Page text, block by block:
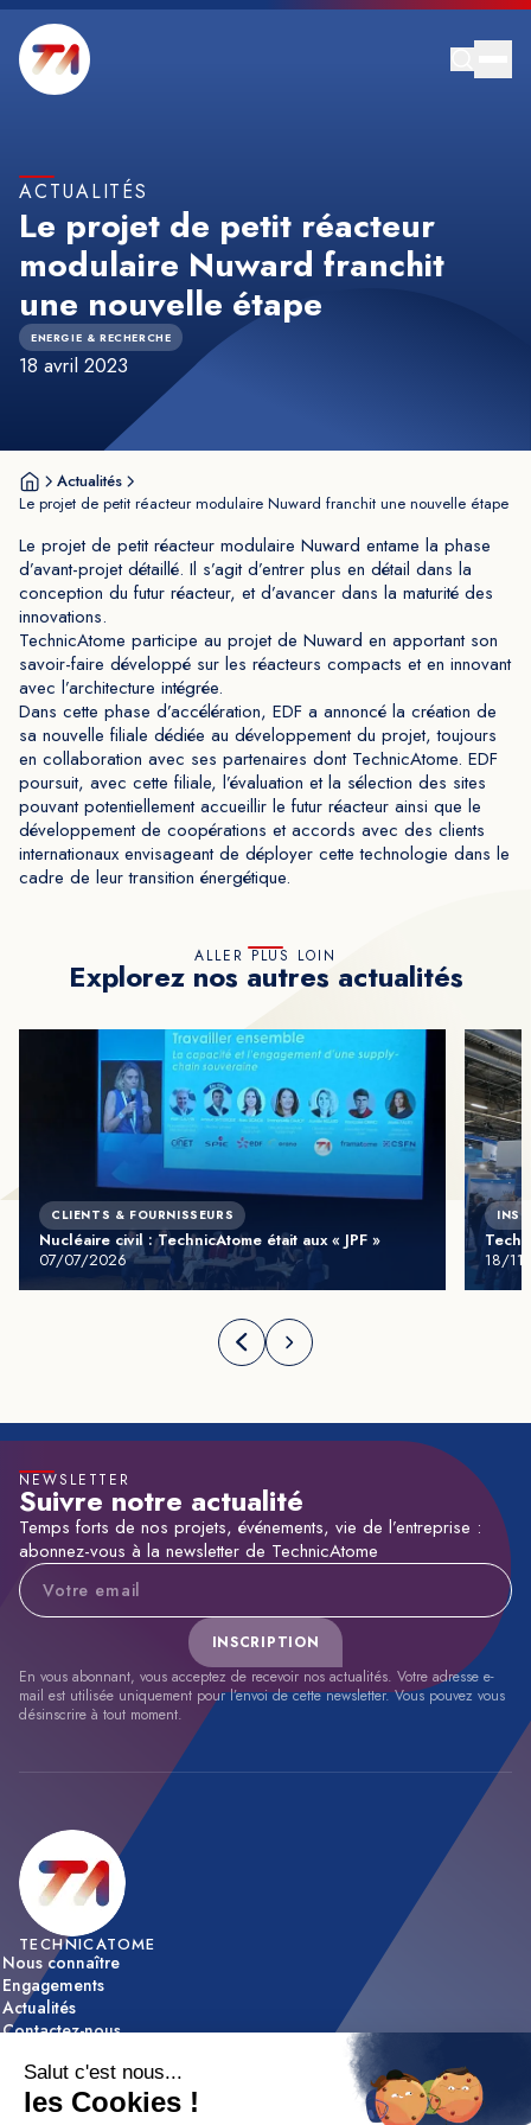
ACTUALITÉS
Le projet de petit réacteur
modulaire Nuward franchit
une nouvelle étape
ENERGIE & RECHERCHE
18 avril 2023
Actualités
Le projet de petit réacteur modulaire Nuward franchit une nouvelle étape
Le projet de petit réacteur modulaire Nuward entame la phase
d’avant-projet détaillé. Il s’agit d’entrer plus en détail dans la
conception du futur réacteur, et d’avancer dans la maturité des
innovations.
TechnicAtome participe au projet de Nuward en apportant son
savoir-faire développé sur les réacteurs compacts et en innovant
avec l’architecture intégrée.
Dans cette phase d’accélération, EDF a annoncé la création de
sa nouvelle filiale dédiée au développement du projet, toujours
en collaboration avec ses partenaires dont TechnicAtome. EDF
poursuit, avec cette filiale, l’évaluation et la sélection des sites
pouvant potentiellement accueillir le futur réacteur ainsi que le
développement de coopérations et accords avec des clients
internationaux envisageant de déployer cette technologie dans le
cadre de leur transition énergétique.
ALLER PLUS LOIN
Explorez nos autres actualités
CLIENTS & FOURNISSEURS
Nucléaire civil : TechnicAtome était aux « JPF »
07/07/2026
18/
NEWSLETTER
Suivre notre actualité
Temps forts de nos projets, événements, vie de l’entreprise :
abonnez-vous à la newsletter de TechnicAtome
Adresse e-mail
INSCRIPTION
En vous abonnant, vous acceptez de recevoir nos actualités. Votre adresse e-
mail est utilisée uniquement pour l’envoi de cette newsletter. Vous pouvez vous
désinscrire à tout moment.
TECHNICATOME
Nous connaître
Engagements
Actualités
Contactez-nous
Expertise & innovation
Réalisations
NOUS REJOINDRE